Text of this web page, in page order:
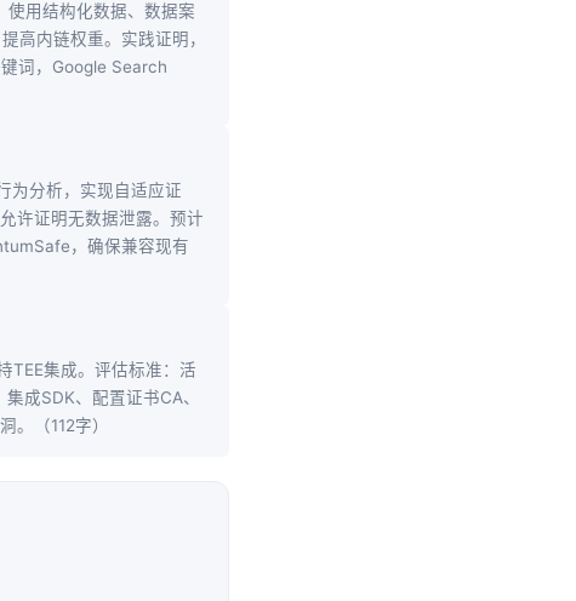
使用结构化数据、数据案
高内链权重。实践证明，
词，Google Search
为分析，实现自适应证
许证明无数据泄露。预计
，确保兼容现有
TEE集成。评估标准：活
成SDK、配置证书CA、
。（112字）